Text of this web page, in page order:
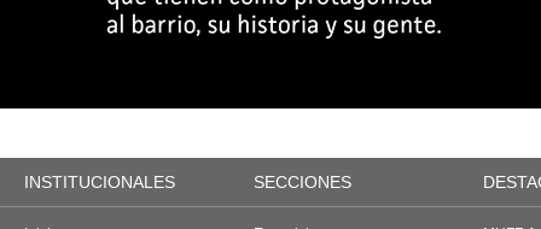
INSTITUCIONALES SECCIONES